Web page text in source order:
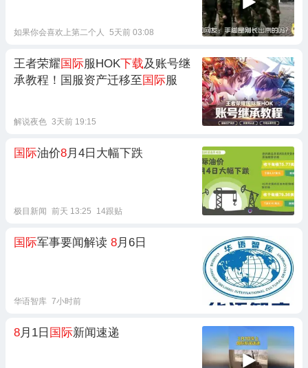
如果你会喜欢上第二个人 5天前 03:08
王者荣耀国际服HOK下载及账号继
承教程！国服资产迁移至国际服
解说夜色 3天前 19:15
国际油价8月4日大幅下跌
极目新闻 前天 13:25 14跟贴
国际军事要闻解读 8月6日
华语智库 7小时前
8月1日 国际新闻速递